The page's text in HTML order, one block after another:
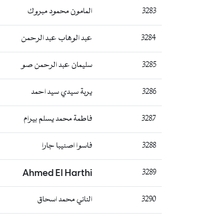
3283 المامون محمود مبروك
3284 عبد الوهاب عبد الرحمن
3285 سليمان عبد الرحمن صو
3286 يربة سيدي سيد احمد
3287 فاطمة محمد يسلم بيرام
3288 فاسوا اصنيبا جارا
3289
Ahmed El Harthi
3290 الناني محمد اسحاق